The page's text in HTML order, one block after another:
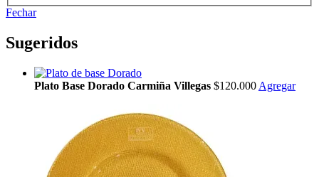
Fechar
Sugeridos
Plato Base Dorado Carmiña Villegas $120.000 Agregar